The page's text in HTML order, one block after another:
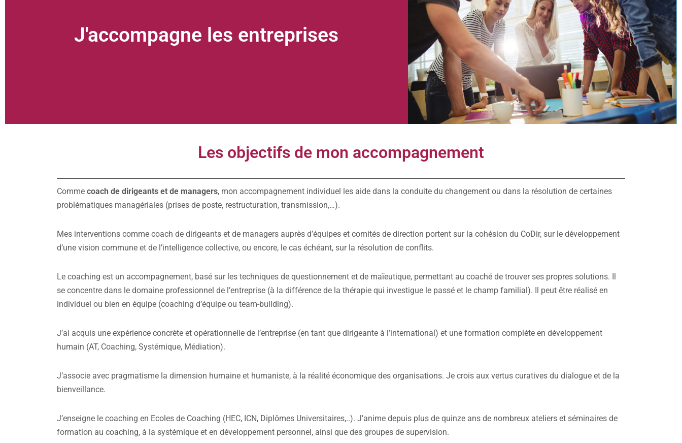
J'accompagne les entreprises
Les objectifs de mon accompagnement
Comme coach de dirigeants et de managers, mon accompagnement individuel les aide dans la conduite du changement ou dans la résolution de certaines
problématiques managériales (prises de poste, restructuration, transmission,…).
Mes interventions comme coach de dirigeants et de managers auprès d’équipes et comités de direction portent sur la cohésion du CoDir, sur le développement
d’une vision commune et de l’intelligence collective, ou encore, le cas échéant, sur la résolution de conflits.
Le coaching est un accompagnement, basé sur les techniques de questionnement et de maïeutique, permettant au coaché de trouver ses propres solutions. Il
se concentre dans le domaine professionnel de l’entreprise (à la différence de la thérapie qui investigue le passé et le champ familial). Il peut être réalisé en
individuel ou bien en équipe (coaching d’équipe ou team-building).
J’ai acquis une expérience concrète et opérationnelle de l’entreprise (en tant que dirigeante à l’international) et une formation complète en développement
humain (AT, Coaching, Systémique, Médiation).
J’associe avec pragmatisme la dimension humaine et humaniste, à la réalité économique des organisations. Je crois aux vertus curatives du dialogue et de la
bienveillance.
J’enseigne le coaching en Ecoles de Coaching (HEC, ICN, Diplômes Universitaires,..). J’anime depuis plus de quinze ans de nombreux ateliers et séminaires de
formation au coaching, à la systémique et en développement personnel, ainsi que des groupes de supervision.